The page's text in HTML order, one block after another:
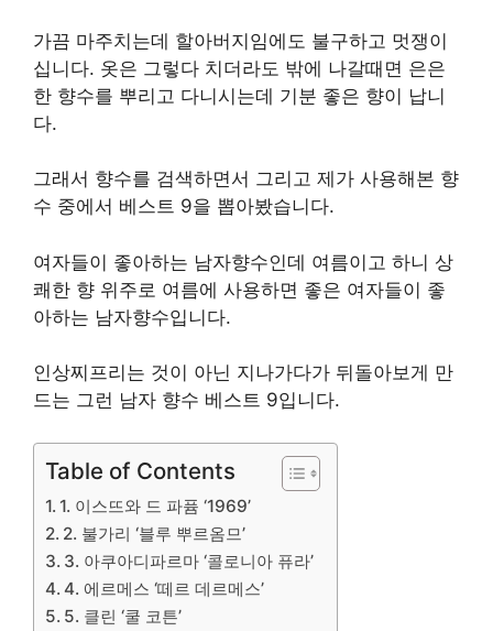
가끔 마주치는데 할아버지임에도 불구하고 멋쟁이
십니다. 옷은 그렇다 치더라도 밖에 나갈때면 은은
한 향수를 뿌리고 다니시는데 기분 좋은 향이 납니
다.
그래서 향수를 검색하면서 그리고 제가 사용해본 향
수 중에서 베스트 9을 뽑아봤습니다.
여자들이 좋아하는 남자향수인데 여름이고 하니 상
쾌한 향 위주로 여름에 사용하면 좋은 여자들이 좋
아하는 남자향수입니다.
인상찌프리는 것이 아닌 지나가다가 뒤돌아보게 만
드는 그런 남자 향수 베스트 9입니다.
Table of Contents
1. 이스뜨와 드 파퓸 ‘1969’
2. 불가리 ‘블루 뿌르옴므’
3. 아쿠아디파르마 ‘콜로니아 퓨라’
4. 에르메스 ‘떼르 데르메스’
5. 클린 ‘쿨 코튼’